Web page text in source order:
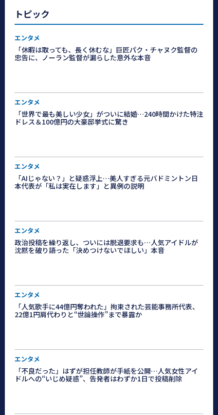
トピック
エンタメ
「休暇は取っても、長く休むな」巨匠パク・チャヌク監督の
忠告に、ノーラン監督が漏らした意外な本音
エンタメ
「世界で最も美しい少女」がついに結婚…240時間かけた特注
ドレス＆100億円の大豪邸挙式に驚き
エンタメ
「AIじゃない？」と疑惑浮上…美人すぎる元バドミントン日
本代表が「私は実在します」と異例の説明
エンタメ
政治投稿を繰り返し、ついには脱退要求も…人気アイドルが
沈黙を破り語った「決めつけないでほしい」本音
エンタメ
「人気歌手に44億円奪われた」拘束された芸能事務所代表、
22億1円肩代わりと“世論操作”まで暴露か
エンタメ
「不良だった」はずが担任教師が手紙を公開…人気女性アイ
ドルへの“いじめ疑惑”、告発者はわずか1日で投稿削除